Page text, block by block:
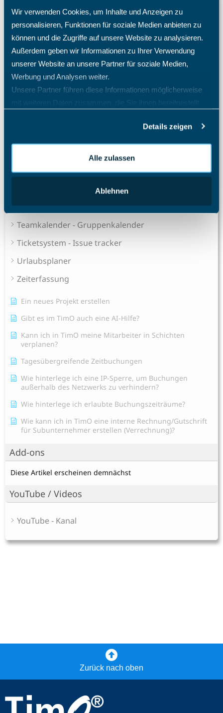
Wir verwenden Cookies, um Inhalte und Anzeigen zu
personalisieren, Funktionen für soziale Medien anbieten zu
können und die Zugriffe auf unsere Website zu analysieren.
Außerdem geben wir Informationen zu Ihrer Verwendung
unserer Website an unsere Partner für soziale Medien,
Werbung und Analysen weiter.
Unsere Partner führen diese Informationen möglicherweise
mit weiteren Daten zusammen, die Sie ihnen bereitgestellt
Details zeigen
Alle zulassen
Ablehnen
meine Lizenzkosten und wie erhöhe ich die Anzahl der
Lizenzplätze?
Warum fehlen mir bestimmte Menüpunkte und
Einträge im Menü?
Warum kann ich auf dem Projekt keine Zeiten
eintragen? Welche Einstellungen benötigen meine
Mitarbeiter?
Was passiert nach einer Löschung eines Mitarbeiters?
Welche Möglichkeiten habe ich zur personellen
Projektzeiterfassung
Sales Pipeline
Schichtplaner - Ressourcenplaner
Spesenrechner - Reisekostenmanager
Teamkalender - Gruppenkalender
Ticketsystem - Issue tracker
Urlaubsplaner
Zeiterfassung
Ein neues Projekt erstellen
Gibt es im TimO auch eine AI-Hilfe?
Kann ich in TimO meine Mitarbeiter in Schichten
verplanen?
Tagesübergreifende Zeitbuchungen
Wie hinterlege ich eine IP-Sperre, um Buchungen
außerhalb des Netzwerks zu verhindern?
Wie hinterlege ich erlaubte Buchungszeiträume?
Wie kann ich in TimO eine interne Rechnung/Gutschrift
für Subunternehmer erstellen (Verrechnung)?
Add-ons
Diese Artikel erscheinen demnächst
YouTube / Videos
YouTube - Kanal
Zurück nach oben